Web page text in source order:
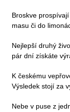
Broskve
masu či do
Nejlepší druhý
pár dní získáte
K českému
Výsledek stojí za
Nebe v puse z